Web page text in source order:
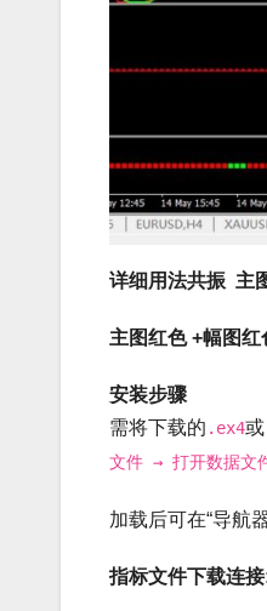
详细用法共振 主
主图红色 +幅图
安装步骤
需将下载的 .ex4或
文件 → 打开数据
加载后可在“导航
指标文件下载连